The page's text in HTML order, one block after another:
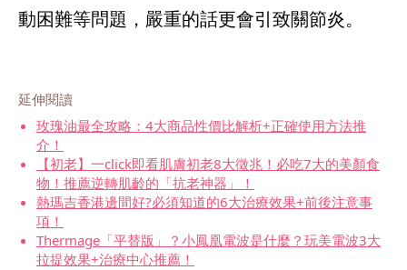
延伸閱讀
玫瑰油最全攻略：4大商品性價比解析+正確使用方法推
介！
【初老】一click即看肌膚初老8大徵兆！必吃7大的美顏食
物！推薦逆轉肌齡的「抗老神器」！
熱瑪吉香港邊間好?必須知道的6大治療效果+前後注意事
項！
Thermage「平替版」？小鳳凰電波是什麼？玩美電波3大
拉提效果+治療中心推薦！